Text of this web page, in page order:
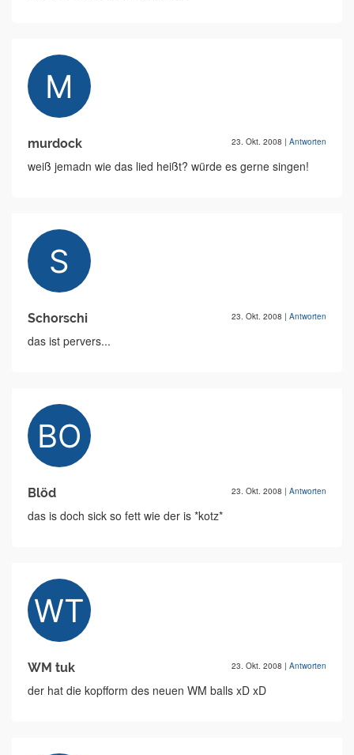
murdock 23. Okt. 2008 | Antworten
weiß jemadn wie das lied heißt? würde es gerne singen!
Schorschi 23. Okt. 2008 | Antworten
das ist pervers...
Blöd 23. Okt. 2008 | Antworten
das is doch sick so fett wie der is *kotz*
WM tuk 23. Okt. 2008 | Antworten
der hat die kopfform des neuen WM balls xD xD